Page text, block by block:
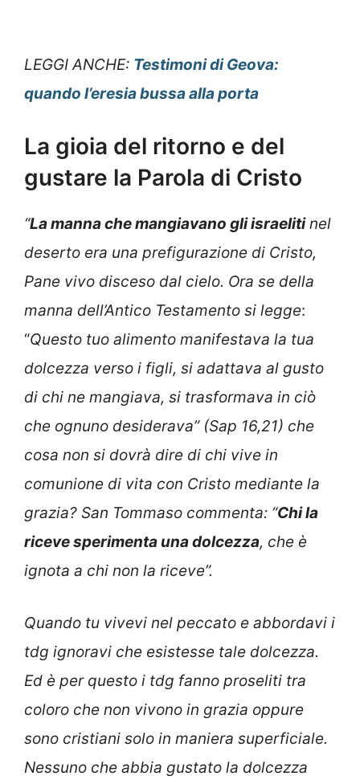
LEGGI ANCHE: Testimoni di Geova:
quando l’eresia bussa alla porta
La gioia del ritorno e del
gustare la Parola di Cristo
“La manna che mangiavano gli israelitinel
deserto era una prefigurazione di Cristo,
Pane vivo disceso dal cielo. Ora se della
manna dell’Antico Testamento si legge:
“Questo tuo alimento manifestava la tua
dolcezza verso i figli, si adattava al gusto
di chi ne mangiava, si trasformava in ciò
che ognuno desiderava” (Sap 16,21) che
cosa non si dovrà dire di chi vive in
comunione di vita con Cristo mediante la
grazia? San Tommaso commenta: “Chi la
riceve sperimenta una dolcezza, che è
ignota a chi non la riceve”.
Quando tu vivevi nel peccato e abbordavi i
tdg ignoravi che esistesse tale dolcezza.
Ed è per questo i tdg fanno proseliti tra
coloro che non vivono in grazia oppure
sono cristiani solo in maniera superficiale.
Nessuno che abbia gustato la dolcezza